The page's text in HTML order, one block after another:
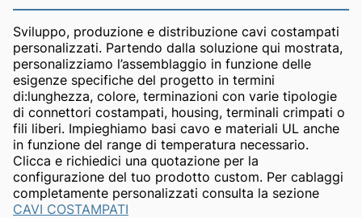
Sviluppo, produzione e distribuzione cavi costampati
personalizzati. Partendo dalla soluzione qui mostrata,
personalizziamo l’assemblaggio in funzione delle
esigenze specifiche del progetto in termini
di:lunghezza, colore, terminazioni con varie tipologie
di connettori costampati, housing, terminali crimpati o
fili liberi. Impieghiamo basi cavo e materiali UL anche
in funzione del range di temperatura necessario.
Clicca e richiedici una quotazione per la
configurazione del tuo prodotto custom. Per cablaggi
completamente personalizzati consulta la sezione
CAVI COSTAMPATI